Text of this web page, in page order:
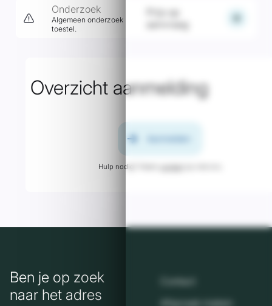
Onderzoek
Algemeen onderzoek
toestel.
aanvraag
add
Overzicht aanmelding
arrow_forward
Hulp nodig? Neem
Ben je op zoek
naar het adres
Contact
Afspraak maken